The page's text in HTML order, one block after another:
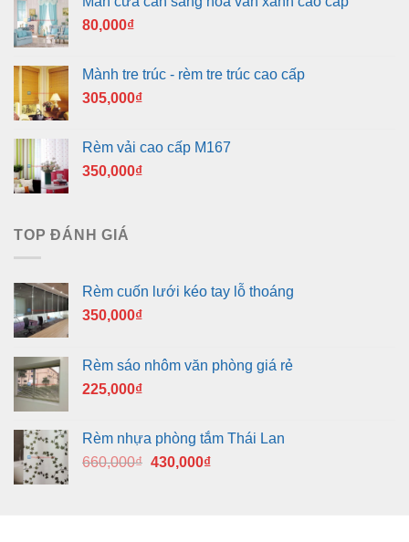
80,000₫
Mành tre trúc - rèm tre trúc cao cấp
305,000₫
Rèm vải cao cấp M167
350,000₫
TOP ĐÁNH GIÁ
Rèm cuốn lưới kéo tay lỗ thoáng
350,000₫
Rèm sáo nhôm văn phòng giá rẻ
225,000₫
Rèm nhựa phòng tắm Thái Lan
660,000₫ Giá
430,000₫Giá